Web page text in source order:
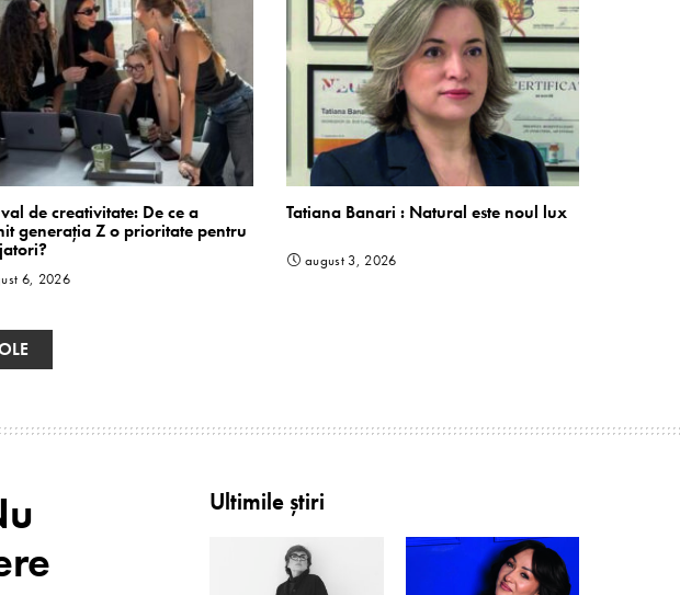
de creativitate: De ce a
generația Z o prioritate pentru
6, 2026
Tatiana Banari : Natural este noul lux
august 3, 2026
Ultimile știri